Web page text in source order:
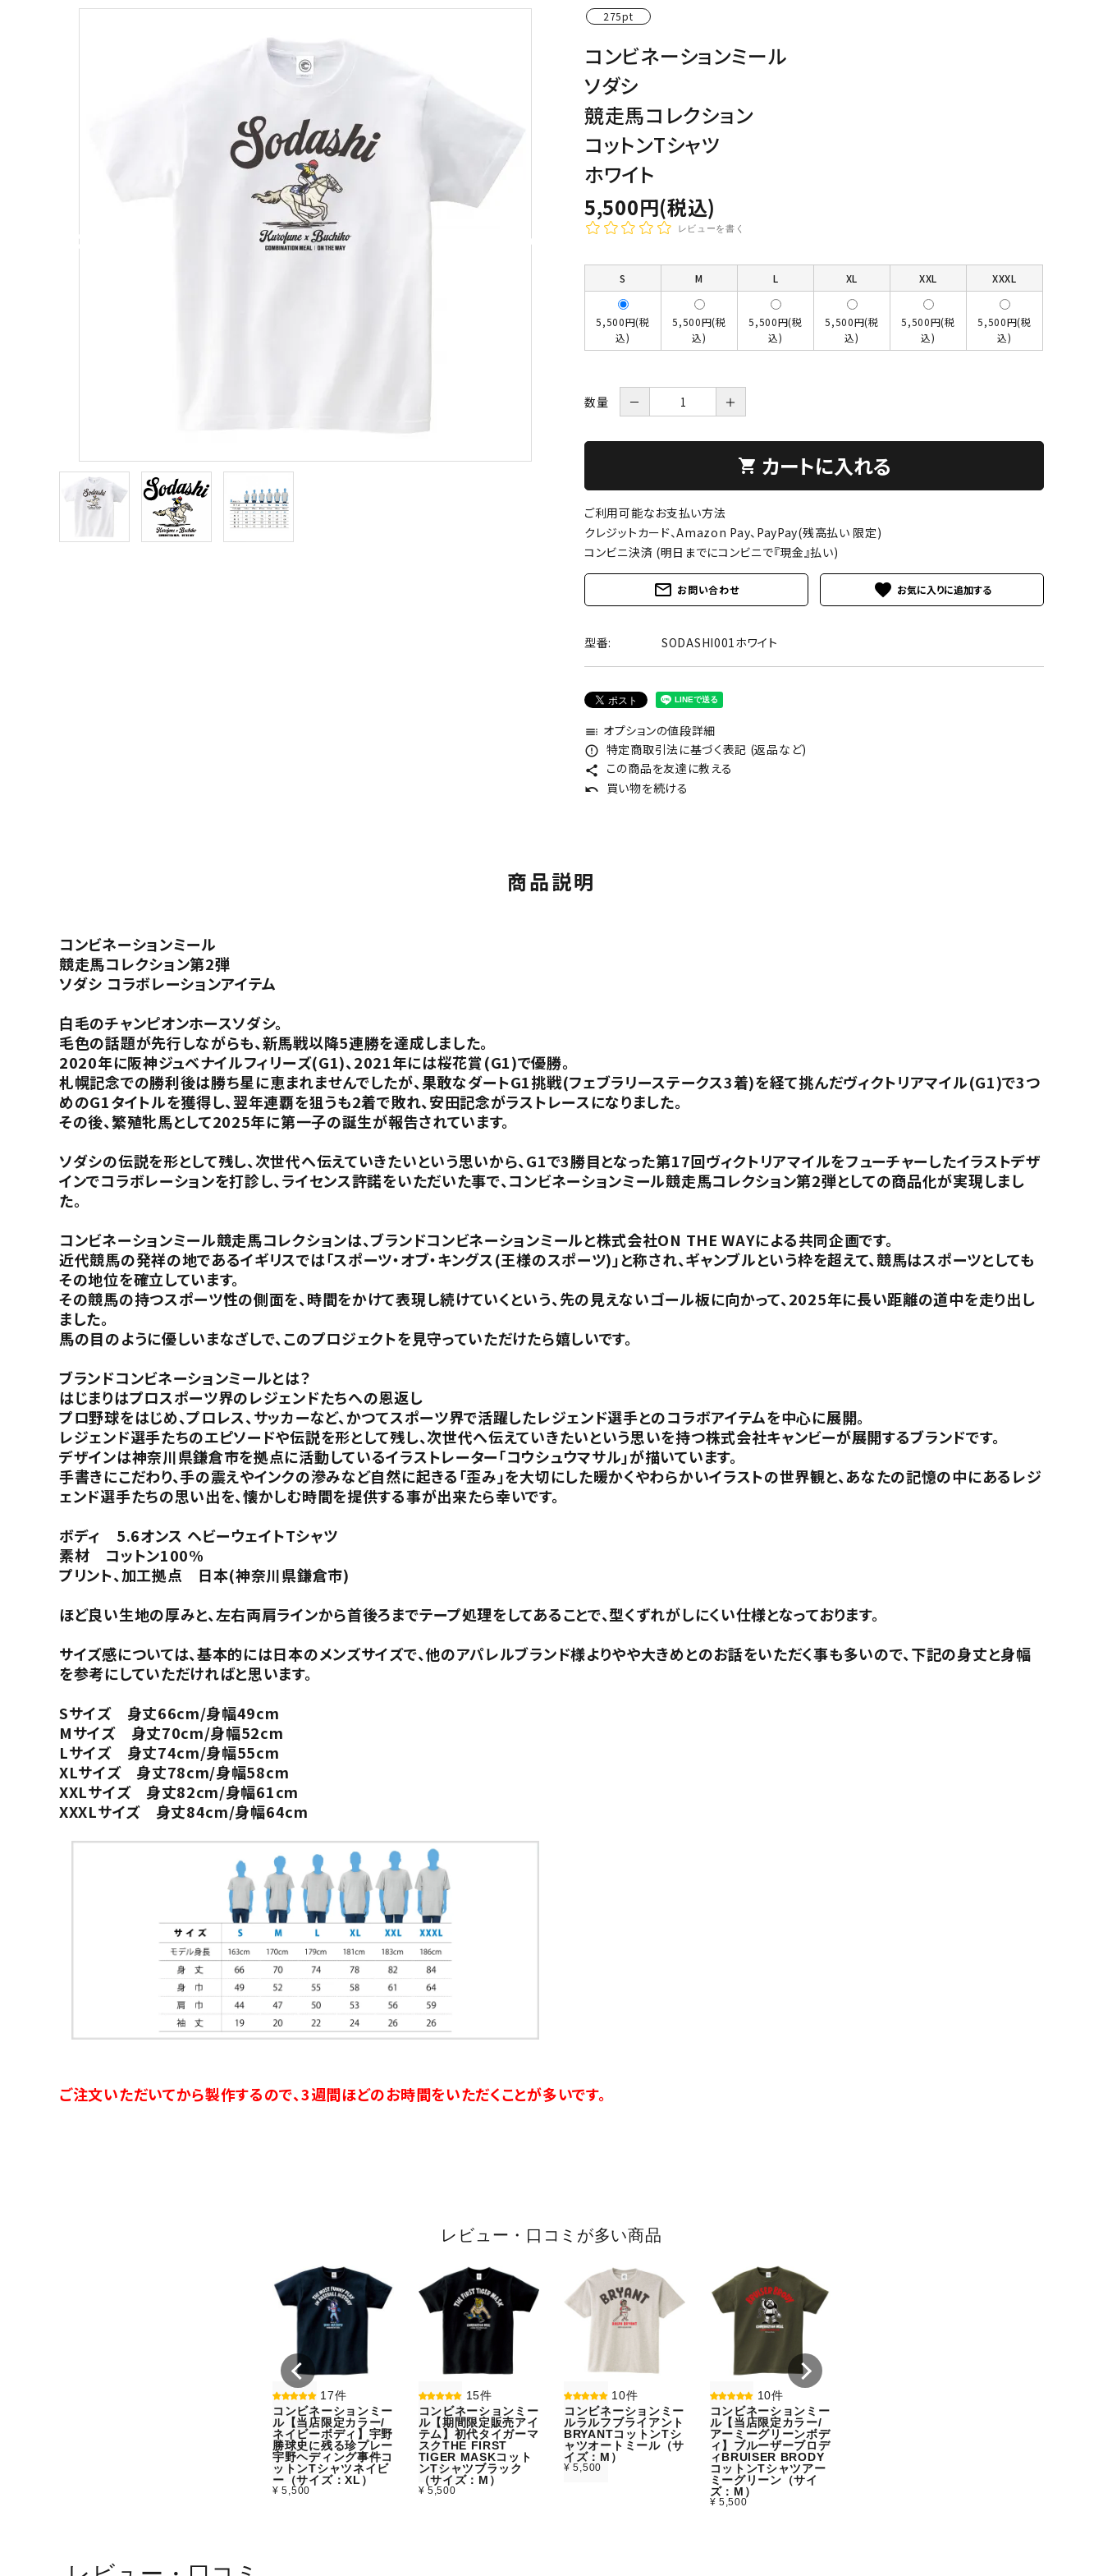
275pt
コンビネーションミール
ソダシ
競走馬コレクション
コットンTシャツ
ホワイト
5,500円(税込)
レビューを書く
S M L XL XXL XXXL
5,500円(税
込)
5,500円(税
込)
5,500円(税
込)
5,500円(税
込)
5,500円(税
込)
5,500円(税
込)
数量 － ＋
shopping_cart カートに入れる
ご利用可能なお支払い方法
クレジットカード、Amazon Pay、PayPay(残高払い 限定)
コンビニ決済 (明日までにコンビニで『現金』払い)
mail_outline お問い合わせ favorite
型番: SODASHI001ホワイト
toc オプションの値段詳細
error_outline 特定商取引法に基づく表記 (返品など)
share この商品を友達に教える
undo 買い物を続ける
商品説明
コンビネーションミール
競走馬コレクション第2弾
ソダシ コラボレーションアイテム
白毛のチャンピオンホースソダシ。
毛色の話題が先行しながらも、新馬戦以降5連勝を達成しました。
2020年に阪神ジュベナイルフィリーズ(G1)、2021年には桜花賞(G1)で優勝。
札幌記念での勝利後は勝ち星に恵まれませんでしたが、果敢なダートG1挑戦(フェブラリーステークス3着)を経て挑んだヴィクトリアマイル(G1)で3つ
めのG1タイトルを獲得し、翌年連覇を狙うも2着で敗れ、安田記念がラストレースになりました。
その後、繁殖牝馬として2025年に第一子の誕生が報告されています。
ソダシの伝説を形として残し、次世代へ伝えていきたいという思いから、G1で3勝目となった第17回ヴィクトリアマイルをフューチャーしたイラストデザ
インでコラボレーションを打診し、ライセンス許諾をいただいた事で、コンビネーションミール競走馬コレクション第2弾としての商品化が実現しまし
た。
コンビネーションミール競走馬コレクションは、ブランドコンビネーションミールと株式会社ON THE WAYによる共同企画です。
近代競馬の発祥の地であるイギリスでは「スポーツ・オブ・キングス(王様のスポーツ)」と称され、ギャンブルという枠を超えて、競馬はスポーツとしても
その地位を確立しています。
その競馬の持つスポーツ性の側面を、時間をかけて表現し続けていくという、先の見えないゴール板に向かって、2025年に長い距離の道中を走り出し
ました。
馬の目のように優しいまなざしで、このプロジェクトを見守っていただけたら嬉しいです。
ブランドコンビネーションミールとは？
はじまりはプロスポーツ界のレジェンドたちへの恩返し
プロ野球をはじめ、プロレス、サッカーなど、かつてスポーツ界で活躍したレジェンド選手とのコラボアイテムを中心に展開。
レジェンド選手たちのエピソードや伝説を形として残し、次世代へ伝えていきたいという思いを持つ株式会社キャンビーが展開するブランドです。
デザインは神奈川県鎌倉市を拠点に活動しているイラストレーター「コウシュウマサル」が描いています。
手書きにこだわり、手の震えやインクの滲みなど自然に起きる「歪み」を大切にした暖かくやわらかいイラストの世界観と、あなたの記憶の中にあるレジ
ェンド選手たちの思い出を、懐かしむ時間を提供する事が出来たら幸いです。
ボディ 5.6オンス ヘビーウェイトTシャツ
素材 コットン100%
プリント、加工拠点 日本(神奈川県鎌倉市)
ほど良い生地の厚みと、左右両肩ラインから首後ろまでテープ処理をしてあることで、型くずれがしにくい仕様となっております。
サイズ感については、基本的には日本のメンズサイズで、他のアパレルブランド様よりやや大きめとのお話をいただく事も多いので、下記の身丈と身幅
を参考にしていただければと思います。
Sサイズ 身丈66cm/身幅49cm
Mサイズ 身丈70cm/身幅52cm
Lサイズ 身丈74cm/身幅55cm
XLサイズ 身丈78cm/身幅58cm
XXLサイズ 身丈82cm/身幅61cm
XXXLサイズ 身丈84cm/身幅64cm
ご注文いただいてから製作するので、3週間ほどのお時間をいただくことが多いです。
レビュー・口コミが多い商品
17件
コンビネーションミー
ル【当店限定カラー/
ネイビーボディ】宇野
勝球史に残る珍プレー
宇野ヘディング事件コ
ットンTシャツネイビ
ー（サイズ：XL）
¥ 5,500
15件
コンビネーションミー
ル【期間限定販売アイ
テム】初代タイガーマ
スクTHE FIRST
TIGER MASKコット
ンTシャツブラック
（サイズ：M）
¥ 5,500
10件
コンビネーションミー
ルラルフブライアント
BRYANTコットンTシ
ャツオートミール（サ
イズ：M）
¥ 5,500
10件
コンビネーションミー
ル【当店限定カラー/
アーミーグリーンボデ
ィ】ブルーザーブロデ
ィBRUISER BRODY
コットンTシャツアー
ミーグリーン（サイ
ズ：M）
¥ 5,500